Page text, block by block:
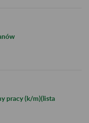
pracy (k/m)(lista